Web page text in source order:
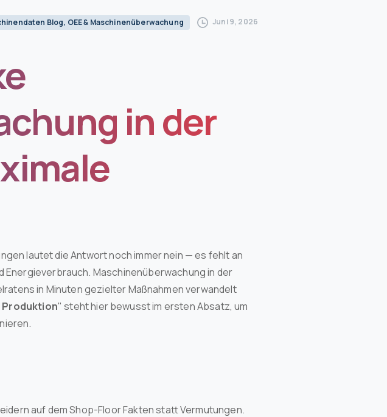
Blog, OEE & Maschinenüberwachung Juni 9, 2026
in der
lautet die Antwort noch immer nein — es fehlt an
Maschinenüberwachung in der
in Minuten gezielter Maßnahmen verwandelt
Produktion" steht hier bewusst im ersten Absatz, um
auf dem Shop-Floor Fakten statt Vermutungen.